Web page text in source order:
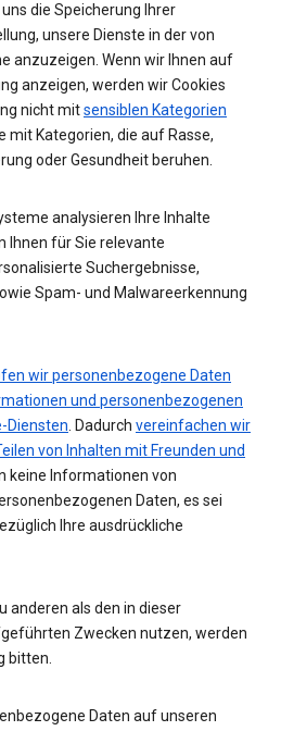
die Speicherung Ihrer
unsere Dienste in der von
anzuzeigen. Wenn wir Ihnen auf
anzeigen, werden wir Cookies
nicht mitsensiblen Kategorien
mit Kategorien, die auf Rasse,
oder Gesundheit beruhen.
analysieren Ihre Inhalte
Ihnen für Sie relevante
Suchergebnisse,
Spam- und Malwareerkennung
wir personenbezogene Daten
und personenbezogenen
Diensten. Dadurch vereinfachen wir
von Inhalten mit Freunden und
keine Informationen von
Daten, es sei
Ihre ausdrückliche
anderen als den in dieser
Zwecken nutzen, werden
bitten.
Daten auf unseren